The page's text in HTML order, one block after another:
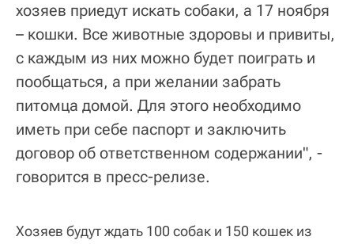
хозяев приедут искать собаки, а 17 ноября
– кошки. Все животные здоровы и привиты,
с каждым из них можно будет поиграть и
пообщаться, а при желании забрать
питомца домой. Для этого необходимо
иметь при себе паспорт и заключить
договор об ответственном содержании", -
говорится в пресс-релизе.
Хозяев будут ждать 100 собак и 150 кошек из